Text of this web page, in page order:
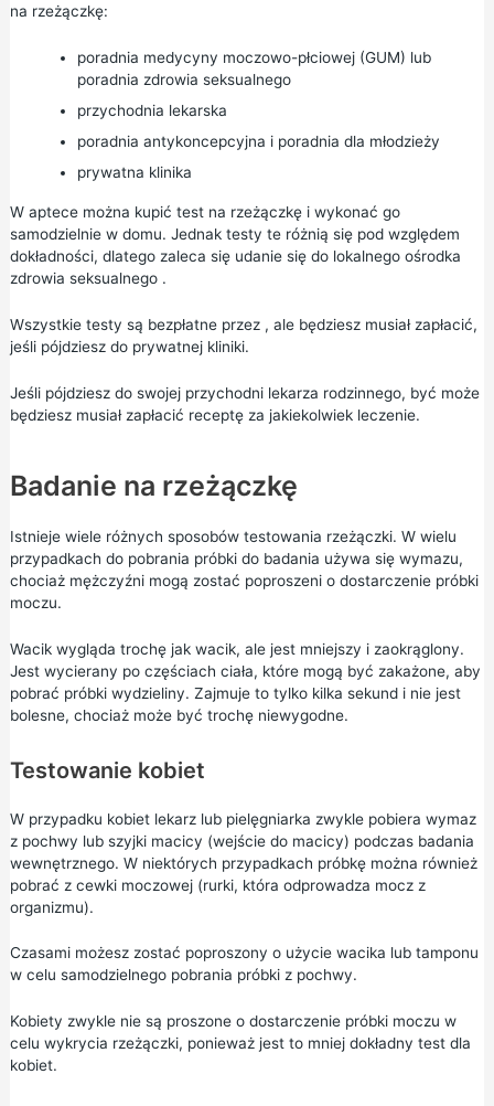
na rzeżączkę:
poradnia medycyny moczowo-płciowej (GUM) lub
poradnia zdrowia seksualnego
przychodnia lekarska
poradnia antykoncepcyjna i poradnia dla młodzieży
prywatna klinika
W aptece można kupić test na rzeżączkę i wykonać go
samodzielnie w domu. Jednak testy te różnią się pod względem
dokładności, dlatego zaleca się udanie się do lokalnego ośrodka
zdrowia seksualnego.
Wszystkie testy są bezpłatne przez , ale będziesz musiał zapłacić,
jeśli pójdziesz do prywatnej kliniki.
Jeśli pójdziesz do swojej przychodni lekarza rodzinnego, być może
będziesz musiał zapłacić receptę za jakiekolwiek leczenie.
Badanie na rzeżączkę
Istnieje wiele różnych sposobów testowania rzeżączki. W wielu
przypadkach do pobrania próbki do badania używa się wymazu,
chociaż mężczyźni mogą zostać poproszeni o dostarczenie próbki
moczu.
Wacik wygląda trochę jak wacik, ale jest mniejszy i zaokrąglony.
Jest wycierany po częściach ciała, które mogą być zakażone, aby
pobrać próbki wydzieliny. Zajmuje to tylko kilka sekund i nie jest
bolesne, chociaż może być trochę niewygodne.
Testowanie kobiet
W przypadku kobiet lekarz lub pielęgniarka zwykle pobiera wymaz
z pochwy lub szyjki macicy (wejście do macicy) podczas badania
wewnętrznego. W niektórych przypadkach próbkę można również
pobrać z cewki moczowej (rurki, która odprowadza mocz z
organizmu).
Czasami możesz zostać poproszony o użycie wacika lub tamponu
w celu samodzielnego pobrania próbki z pochwy.
Kobiety zwykle nie są proszone o dostarczenie próbki moczu w
celu wykrycia rzeżączki, ponieważ jest to mniej dokładny test dla
kobiet.